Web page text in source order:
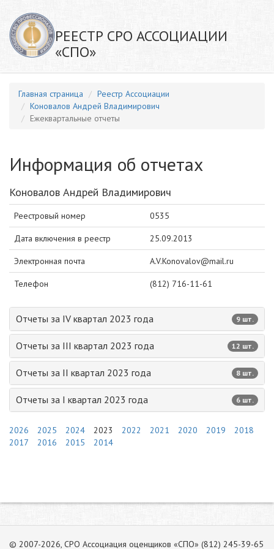
РЕЕСТР СРО АССОЦИАЦИИ
«СПО»
Главная страница
Реестр Ассоциации
Коновалов Андрей Владимирович
Ежеквартальные отчеты
Информация об отчетах
Коновалов Андрей Владимирович
Реестровый номер 0535
Дата включения в реестр 25.09.2013
Электронная почта A.V.Konovalov@mail.ru
Телефон (812) 716-11-61
Отчеты за IV квартал 2023 года 9 шт.
Отчеты за III квартал 2023 года 12 шт.
Отчеты за II квартал 2023 года 8 шт.
Отчеты за I квартал 2023 года 6 шт.
2026 2025 2024 2023 2022 2021 2020 2019
2018
2017
2016 2015 2014
© 2007-2026, СРО Ассоциация оценщиков «СПО» (812) 245-39-65